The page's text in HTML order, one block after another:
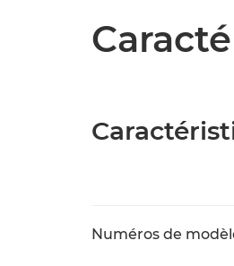
Numéros de